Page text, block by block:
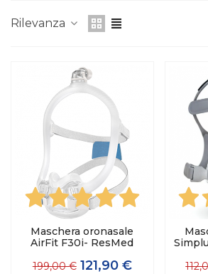
Rilevanza
Maschera oronasale
AirFit F30i- ResMed
199,00 € 121,90 €